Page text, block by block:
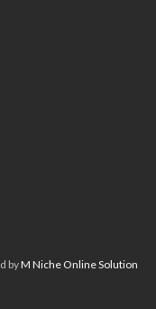
byM Niche Online Solution